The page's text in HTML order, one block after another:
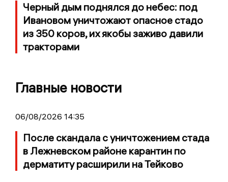
Черный дым поднялся до небес: под
Ивановом уничтожают опасное стадо
из 350 коров, их якобы заживо давили
тракторами
Главные новости
06/08/2026 14:35
После скандала с уничтожением стада
в Лежневском районе карантин по
дерматиту расширили на Тейково